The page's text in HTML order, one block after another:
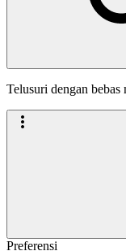
Telusuri dengan bebas
Preferensi